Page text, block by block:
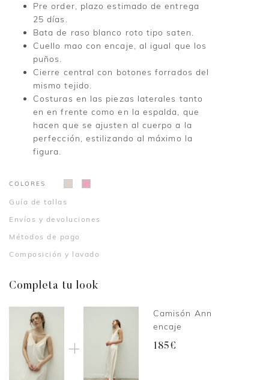
Pre order, plazo estimado de entrega
25 días.
Bata de raso blanco roto tipo saten.
Cuello mao con encaje, al igual que los
puños.
Cierre central con botones forrados del
mismo tejido.
Costuras en las piezas laterales tanto
en en frente como en la espalda, que
hacen que se ajusten al cuerpo a la
perfección, estilizando al máximo la
figura.
COLORES
Guía de tallas
Envíos y devoluciones
Métodos de pago
Composición y lavado
Completa tu look
Camisón Ann
encaje
185€